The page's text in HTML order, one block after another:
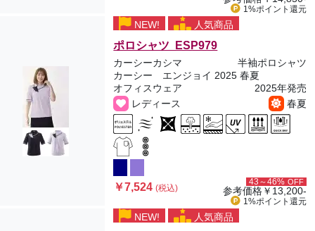
1%ポイント 還元
NEW! 人気商品
ポロシャツ ESP979
カーシーカシマ
半袖ポロシャツ
カーシー エンジョイ 2025 春夏
オフィスウェア
2025年発売
レディース
春夏
￥7,524(税込)
43～46% OFF
参考価格￥13,200-
1%ポイント 還元
NEW! 人気商品